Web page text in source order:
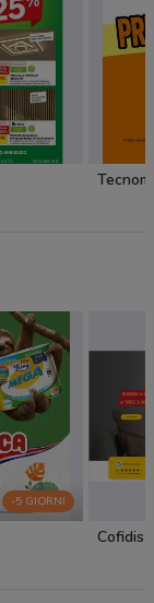
-5 GIORNI
Cofidis